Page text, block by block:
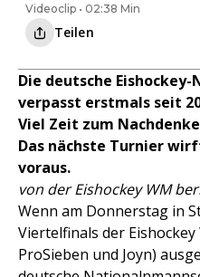
Videoclip • 02:38 Min
Teilen
Die deutsche
verpasst erstmals seit
Viel Zeit zum
Das nächste Turnier
voraus.
von der Eishockey WM
Wenn am Donnerstag in
Viertelfinals der
ProSieben und Joyn)